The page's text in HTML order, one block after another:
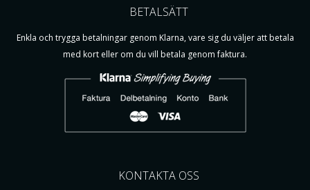
BETALSÄTT
Enkla och trygga betalningar genom Klarna, vare sig du väljer att betala
med kort eller om du vill betala genom faktura.
KONTAKTA OSS